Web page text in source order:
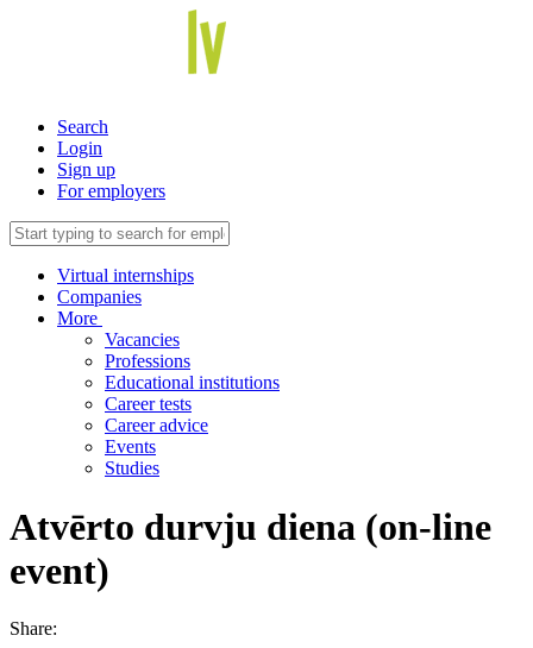
Search
Login
Sign up
For employers
Virtual internships
Companies
More
Vacancies
Professions
Educational institutions
Career tests
Career advice
Events
Studies
Atvērto durvju diena (on-line
event)
Share: